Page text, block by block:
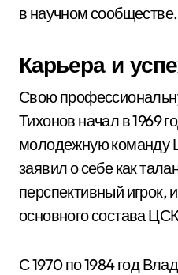
в научном сообществе.
Карьера и
Свою
Тихонов начал в 1969
молодежную команду
заявил о себе как
перспективный игрок,
основного состава
С 1970 по 1984 год